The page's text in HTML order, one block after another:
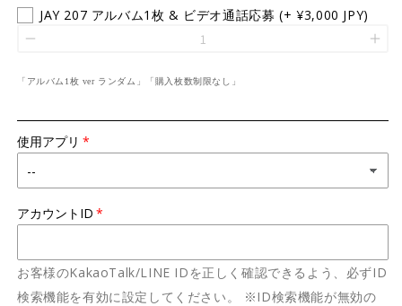
JAY 207 アルバム1枚 & ビデオ通話応募 (+ ¥3,000 JPY)
「アルバム1枚 ver ランダム」「購入枚数制限なし」
使用アプリ
アカウントID
お客様のKakaoTalk/LINE IDを正しく確認できるよう、必ずID
検索機能を有効に設定してください。 ※ID検索機能が無効の